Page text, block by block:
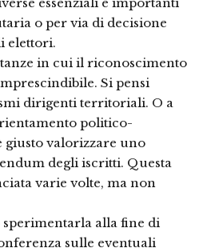
essenziali e importanti
o per via di decisione
elettori.
in cui il riconoscimento
Si pensi
dirigenti territoriali. O a
politico-
giusto valorizzare uno
degli iscritti. Questa
varie volte, ma non
alla fine di
sulle eventuali